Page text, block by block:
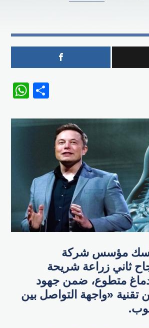
WhatsApp
مؤسس شركة
ثاني زراعة شريحة
دماغ متطوع، ضمن جهود
«واجهة التواصل بين